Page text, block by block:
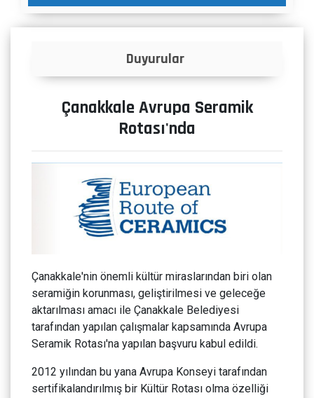
İlanlar
Çanakkale Avrupa Seramik
Rotası'nda
Çanakkale'nin önemli kültür miraslarından biri olan
seramiğin korunması, geliştirilmesi ve geleceğe
aktarılması amacı ile Çanakkale Belediyesi
tarafından yapılan çalışmalar kapsamında Avrupa
Seramik Rotası'na yapılan başvuru kabul edildi.
2012 yılından bu yana Avrupa Konseyi tarafından
sertifikalandırılmış bir Kültür Rotası olma özelliği